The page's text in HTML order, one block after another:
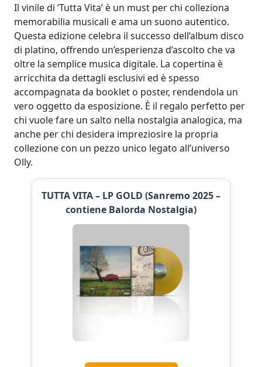
Il vinile di ‘Tutta Vita’ è un must per chi colleziona
memorabilia musicali e ama un suono autentico.
Questa edizione celebra il successo dell’album disco
di platino, offrendo un’esperienza d’ascolto che va
oltre la semplice musica digitale. La copertina è
arricchita da dettagli esclusivi ed è spesso
accompagnata da booklet o poster, rendendola un
vero oggetto da esposizione. È il regalo perfetto per
chi vuole fare un salto nella nostalgia analogica, ma
anche per chi desidera impreziosire la propria
collezione con un pezzo unico legato all’universo
Olly.
TUTTA VITA – LP GOLD (Sanremo 2025 –
contiene Balorda Nostalgia)